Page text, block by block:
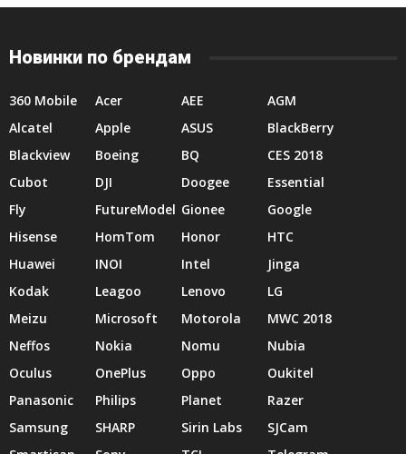
Новинки по брендам
360 Mobile Acer AEE
AGM
Alcatel
Apple ASUS
BlackBerry
Blackview
Boeing BQ
CES 2018
Cubot
DJI Doogee
Essential
Fly
FutureModel Gionee
Google
Hisense
HomTom Honor
HTC
Huawei
INOI Intel
Jinga
Kodak
Leagoo Lenovo
LG
Meizu
Microsoft Motorola
MWC 2018
Neffos
Nokia Nomu
Nubia
Oculus
OnePlus Oppo
Oukitel
Panasonic
Philips Planet
Razer
Samsung
SHARP Sirin Labs
SJCam